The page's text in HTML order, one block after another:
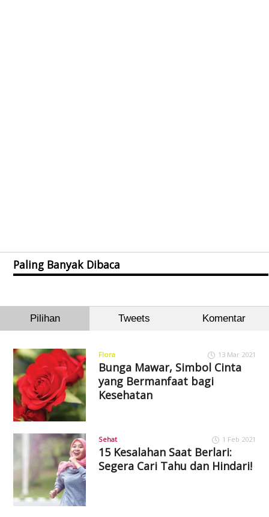
Paling Banyak Dibaca
Pilihan Tweets Komentar
Flora 13 Mar 2021
Bunga Mawar, Simbol Cinta
yang Bermanfaat bagi
Kesehatan
Sehat 1 Feb 2021
15 Kesalahan Saat Berlari:
Segera Cari Tahu dan Hindari!